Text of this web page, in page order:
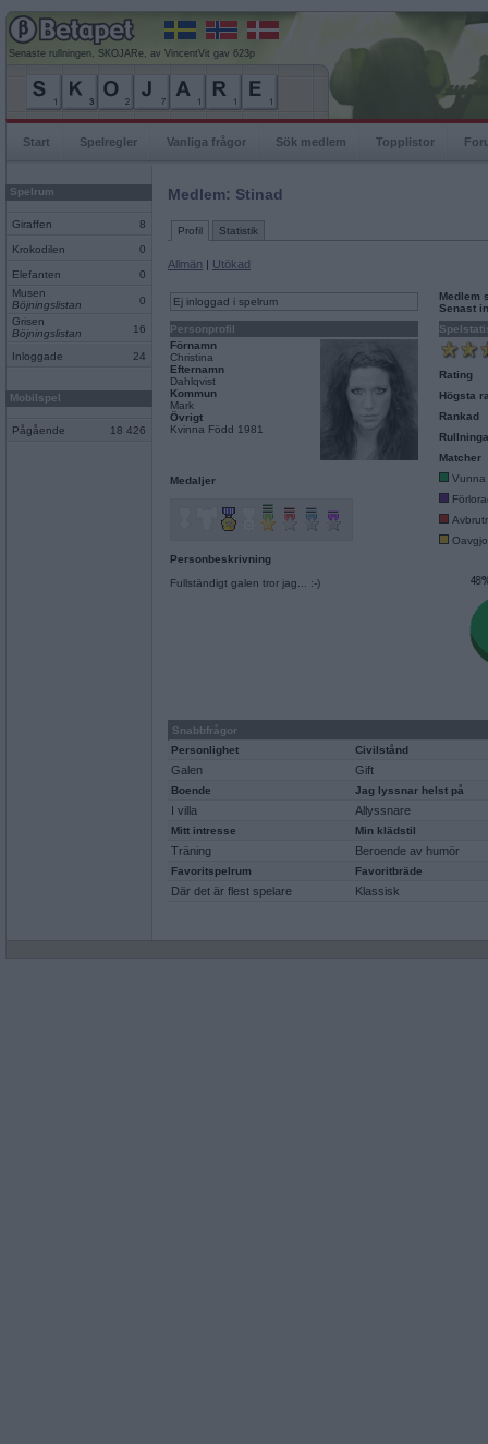
Senaste rullningen, SKOJARe, av VincentVit gav 623p
Start Spelregler Vanliga frågor Sök medlem Topplistor
Spelrum
Giraffen 8
Krokodilen 0
Elefanten
0
Musen
Böjningslistan
0
Grisen
Böjningslistan
16
Inloggade 24
Mobilspel
Pågående 18 426
Medlem: Stinad
Profil Statistik
Allmän | Utökad
Ej inloggad i spelrum
Personprofil
Förnamn
Christina
Efternamn
Dahlqvist
Kommun
Mark
Övrigt
Kvinna Född 1981
Medaljer
Personbeskrivning
Fullständigt galen tror jag... :-)
Medlem
Senast
Rating
Högsta
Rankad
Matcher
Vunna
Snabbfrågor
Personlighet
Civilstånd
Galen Gift
Boende Jag lyssnar helst på
I villa Allyssnare
Mitt intresse Min klädstil
Träning Beroende av humör
Favoritspelrum Favoritbräde
Där det är flest spelare Klassisk